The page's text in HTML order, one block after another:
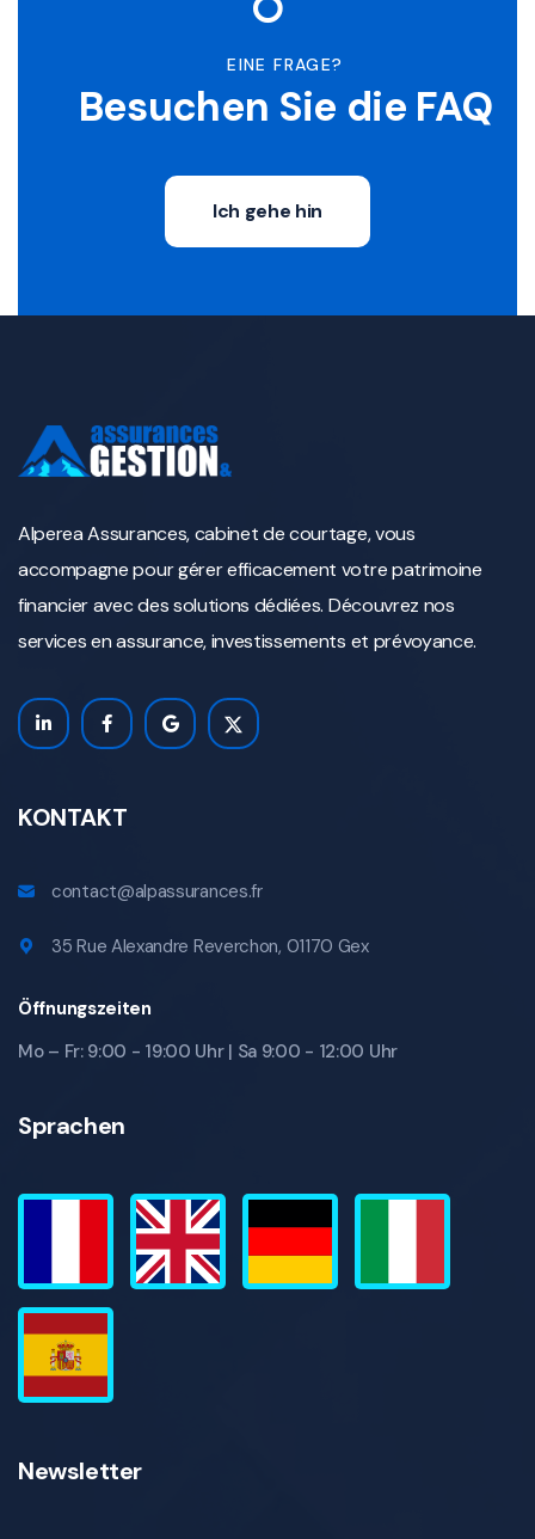
EINE FRAGE?
Besuchen Sie die FAQ
Ich gehe hin
Alperea Assurances, cabinet de courtage, vous
accompagne pour gérer efficacement votre patrimoine
financier avec des solutions dédiées. Découvrez nos
services en assurance, investissements et prévoyance.
KONTAKT
contact@alpassurances.fr
35 Rue Alexandre Reverchon, 01170 Gex
Öffnungszeiten
Mo – Fr: 9:00 - 19:00 Uhr | Sa 9:00 - 12:00 Uhr
Sprachen
Newsletter